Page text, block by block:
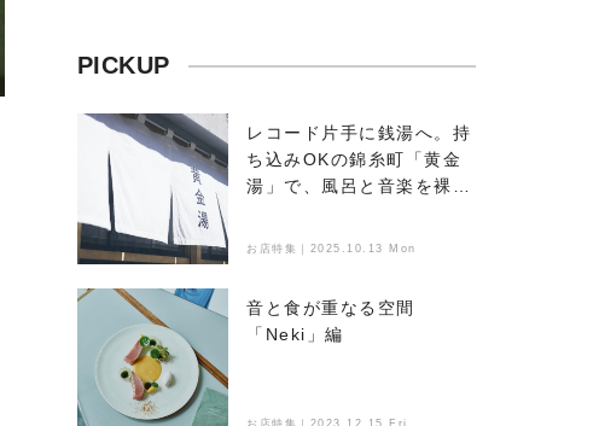
PICKUP
レコード片手に銭湯へ。持
ち込みOKの錦糸町「黄金
湯」で、風呂と音楽を裸で
お店特集｜2025.10.13 Mon
音と食が重なる空間
「Neki」編